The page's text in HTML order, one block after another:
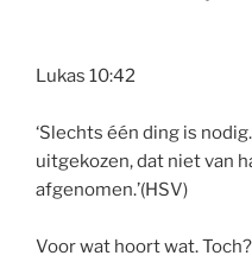
Lukas 10:42
‘Slechts één ding is
uitgekozen, dat niet van
afgenomen.’(HSV)
Voor wat hoort wat. Toch?